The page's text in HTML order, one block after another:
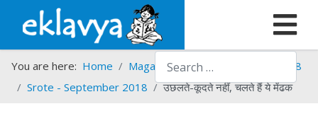
Search
You are here: Home Magazines Srote
Srote - 2018
Srote - September 2018
उछलते-कूदते नहीं, चलते हैं ये मेंढक